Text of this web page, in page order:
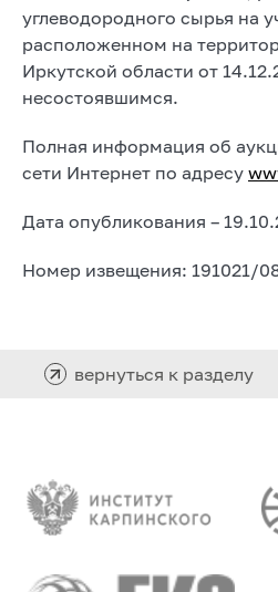
углеводородного сырья на
расположенном на
Иркутской области от
несостоявшимся.
Полная информация об
сети Интернет по адресу
Дата опубликования –
Номер извещения: 191021/
вернуться к разделу